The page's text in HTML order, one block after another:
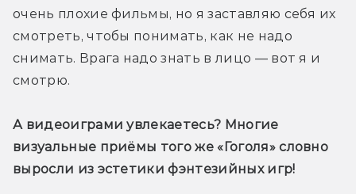
очень плохие фильмы, но я заставляю себя их
смотреть, чтобы понимать, как не надо
снимать. Врага надо знать в лицо — вот я и
смотрю.
А видеоиграми увлекаетесь? Многие
визуальные приёмы того же «Гоголя» словно
выросли из эстетики фэнтезийных игр!